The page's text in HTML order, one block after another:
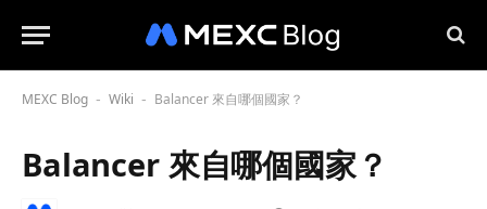
MEXC Blog - Wiki - Balancer 來自哪個國家？
Balancer 來自哪個國家？